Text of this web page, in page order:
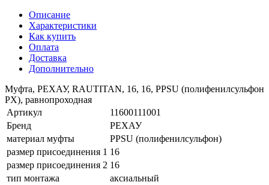
Описание
Характеристики
Как купить
Оплата
Доставка
Дополнительно
Муфта, РЕХАУ, RAUTITAN, 16, 16, PPSU (полифенилсульфон
PX), равнопроходная
Артикул
11600111001
Бренд
РЕХАУ
материал муфты
PPSU (полифенилсульфон)
размер присоединения 1 16
размер присоединения 2 16
тип монтажа
аксиальный